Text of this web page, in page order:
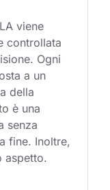
viene
controllata
Ogni
a un
della
è una
senza
fine. Inoltre,
aspetto.